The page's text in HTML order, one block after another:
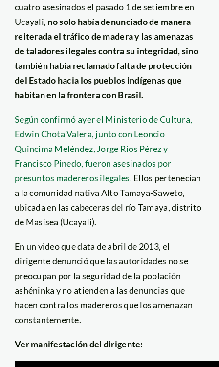
cuatro asesinados el pasado 1 de setiembre en
Ucayali, no solo había denunciado de manera
reiterada el tráfico de madera y las amenazas
de taladores ilegales contra su integridad, sino
también había reclamado falta de protección
del Estado hacia los pueblos indígenas que
habitan en la frontera con Brasil.
Según confirmó ayer el Ministerio de Cultura,
Edwin Chota Valera, junto con Leoncio
Quincima Meléndez, Jorge Ríos Pérez y
Francisco Pinedo, fueron asesinados por
presuntos madereros ilegales. Ellos pertenecían
a la comunidad nativa Alto Tamaya-Saweto,
ubicada en las cabeceras del río Tamaya, distrito
de Masisea (Ucayali).
En un video que data de abril de 2013, el
dirigente denunció que las autoridades no se
preocupan por la seguridad de la población
ashéninka y no atienden a las denuncias que
hacen contra los madereros que los amenazan
constantemente.
Ver manifestación del dirigente: